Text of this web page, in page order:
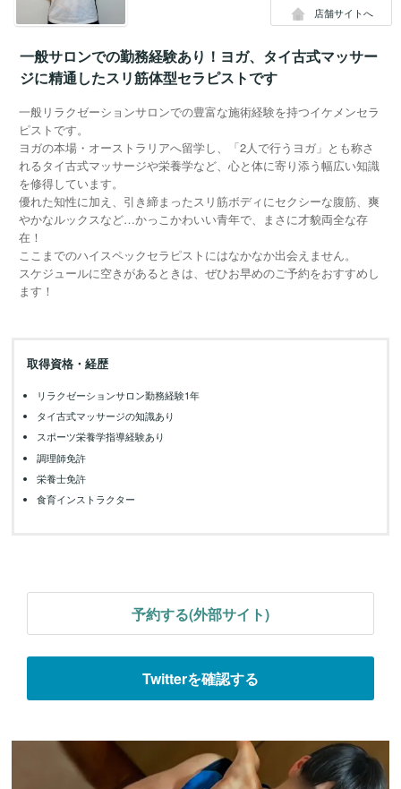
店舗サイトへ
一般サロンでの勤務経験あり！ヨガ、タイ古式マッサー
ジに精通したスリ筋体型セラピストです
一般リラクゼーションサロンでの豊富な施術経験を持つイケメンセラ
ピストです。
ヨガの本場・オーストラリアへ留学し、「2人で行うヨガ」とも称さ
れるタイ古式マッサージや栄養学など、心と体に寄り添う幅広い知識
を修得しています。
優れた知性に加え、引き締まったスリ筋ボディにセクシーな腹筋、爽
やかなルックスなど…かっこかわいい青年で、まさに才貌両全な存
在！
ここまでのハイスペックセラピストにはなかなか出会えません。
スケジュールに空きがあるときは、ぜひお早めのご予約をおすすめし
ます！
取得資格・経歴
リラクゼーションサロン勤務経験1年
タイ古式マッサージの知識あり
スポーツ栄養学指導経験あり
調理師免許
栄養士免許
食育インストラクター
予約する(外部サイト)
Twitterを確認する